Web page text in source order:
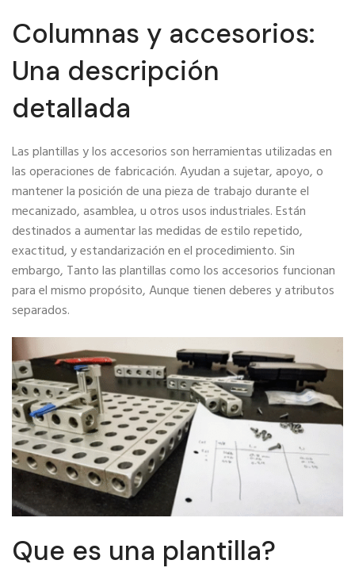
Columnas y accesorios:
Una descripción
detallada
Las plantillas y los accesorios son herramientas utilizadas en
las operaciones de fabricación. Ayudan a sujetar, apoyo, o
mantener la posición de una pieza de trabajo durante el
mecanizado, asamblea, u otros usos industriales. Están
destinados a aumentar las medidas de estilo repetido,
exactitud, y estandarización en el procedimiento. Sin
embargo, Tanto las plantillas como los accesorios funcionan
para el mismo propósito, Aunque tienen deberes y atributos
separados.
Que es una plantilla?